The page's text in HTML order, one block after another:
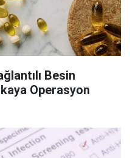
Besin
Operasyon